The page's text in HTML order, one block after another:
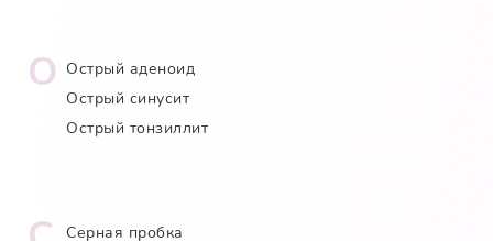
О Острый аденоид
Острый синусит
Острый тонзиллит
Серная пробка